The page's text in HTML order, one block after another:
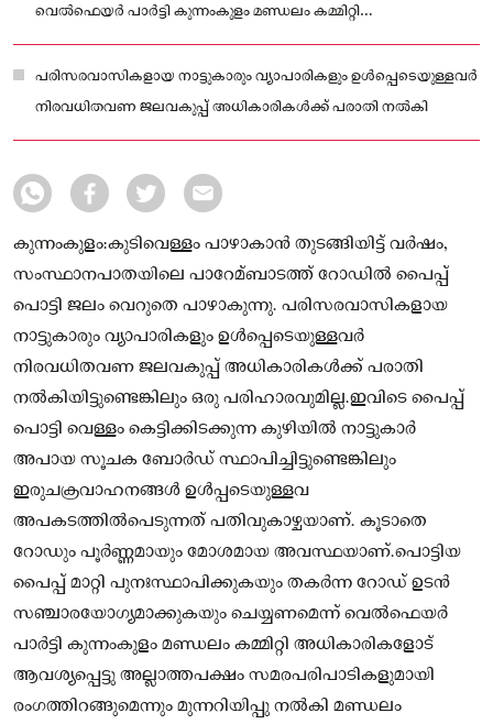
വെല്‍ഫെയർ പാർട്ടി കുന്നംകുളം മണ്ഡലം കമ്മിറ്റി
അധികാരികളോട് ആവശ്യപ്പെട്ടു
പരിസരവാസികളായ നാട്ടുകാരും വ്യാപാരികളും ഉള്‍പ്പെടെയുള്ളവർ
നിരവധിതവണ ജലവകുപ്പ് അധികാരികള്‍ക്ക് പരാതി നല്‍കി
കുന്നംകുളം:കുടിവെള്ളം പാഴാകാൻ തുടങ്ങിയിട്ട് വർഷം,
സംസ്ഥാനപാതയിലെ പാറേമ്ബാടത്ത് റോഡില്‍ പൈപ്പ്
പൊട്ടി ജലം വെറുതെ പാഴാകുന്നു. പരിസരവാസികളായ
നാട്ടുകാരും വ്യാപാരികളും ഉള്‍പ്പെടെയുള്ളവർ
നിരവധിതവണ ജലവകുപ്പ് അധികാരികള്‍ക്ക് പരാതി
നല്‍കിയിട്ടുണ്ടെങ്കിലും ഒരു പരിഹാരവുമില്ല.ഇവിടെ പൈപ്പ്
പൊട്ടി വെള്ളം കെട്ടിക്കിടക്കുന്ന കുഴിയില്‍ നാട്ടുകാർ
അപായ സൂചക ബോർഡ് സ്ഥാപിച്ചിട്ടുണ്ടെങ്കിലും
ഇരുചക്രവാഹനങ്ങള്‍ ഉള്‍പ്പടെയുള്ളവ
അപകടത്തില്‍പെടുന്നത് പതിവുകാഴ്ചയാണ്. കൂടാതെ
റോഡും പൂർണ്ണമായും മോശമായ അവസ്ഥയാണ്.പൊട്ടിയ
പൈപ്പ് മാറ്റി പുനഃസ്ഥാപിക്കുകയും തകർന്ന റോഡ് ഉടൻ
സഞ്ചാരയോഗ്യമാക്കുകയും ചെയ്യണമെന്ന് വെല്‍ഫെയർ
പാർട്ടി കുന്നംകുളം മണ്ഡലം കമ്മിറ്റി അധികാരികളോട്
ആവശ്യപ്പെട്ടു അല്ലാത്തപക്ഷം സമരപരിപാടികളുമായി
രംഗത്തിറങ്ങുമെന്നും മുന്നറിയിപ്പു നല്‍കി മണ്ഡലം